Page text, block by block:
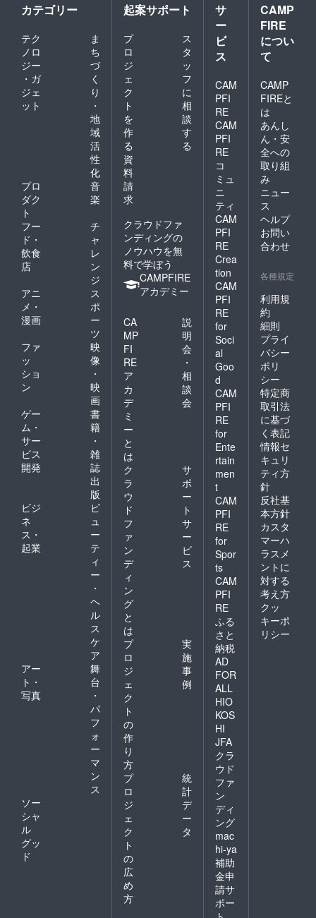
カテゴリー
テク
ノロ
ジー
・ガ
ジェ
ット
ま
ち
づ
く
り
・
地
域
活
性
化
プロ
ダク
ト
音
楽
フー
ド・
飲食
店
チ
ャ
レ
ン
ジ
アニ
メ・
漫画
ス
ポ
ー
ツ
ファ
ッ
ショ
ン
映
像
・
映
画
ゲー
ム・
サー
ビス
開発
書
籍
・
雑
誌
出
版
ビジ
ネ
ス・
起業
ビ
ュ
ー
テ
ィ
ー
・
ヘ
ル
ス
ケ
ア
アー
ト・
写真
舞
台
・
パ
フ
ォ
ー
マ
ン
ス
ソー
シャ
ル
グッ
ド
起案サポート
プ
ロ
ジ
ェ
ク
ト
を
作
る
ス
タ
ッ
フ
に
相
談
す
る
資
料
請
求
クラウドファ
ンディングの
ノウハウを無
料で学ぼう
CAMPFIRE
アカデミー
CA
MP
FI
RE
ア
カ
デ
ミ
ー
と
は
説
明
会
・
相
談
会
ク
ラ
ウ
ド
フ
ァ
ン
デ
ィ
ン
グ
と
は
サ
ポ
ー
ト
サ
ー
ビ
ス
プ
ロ
ジ
ェ
ク
ト
の
作
り
方
実
施
事
例
プ
ロ
ジ
ェ
ク
ト
の
広
め
方
統
計
デ
ー
タ
サ
ー
ビ
ス
CAM
PFI
RE
CAM
PFI
RE
コ
ミュ
ニ
ティ
CAM
PFI
RE
Crea
tion
CAM
PFI
RE
for
Soci
al
Goo
d
CAM
PFI
RE
for
Ente
rtain
men
t
CAM
PFI
RE
for
Spor
ts
CAM
PFI
RE
ふる
さと
納税
AD
FOR
ALL
HIO
KOS
HI
JFA
クラ
ウド
ファ
ン
ディ
ング
mac
hi-ya
補助
金申
請サ
ポー
CAMP
FIRE
につい
て
CAMP
FIREと
は
あんし
ん・安
全への
取り組
み
ニュー
ス
ヘルプ
お問い
合わせ
各種規定
利用規
約
細則
プライ
バシー
ポリ
シー
特定商
取引法
に基づ
く表記
情報セ
キュリ
ティ方
針
反社基
本方針
カスタ
マーハ
ラスメ
ントに
対する
考え方
クッ
キーポ
リシー